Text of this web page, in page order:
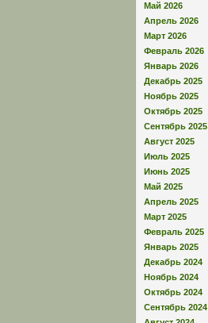
Май 2026
Апрель 2026
Март 2026
Февраль 2026
Январь 2026
Декабрь 2025
Ноябрь 2025
Октябрь 2025
Сентябрь 2025
Август 2025
Июль 2025
Июнь 2025
Май 2025
Апрель 2025
Март 2025
Февраль 2025
Январь 2025
Декабрь 2024
Ноябрь 2024
Октябрь 2024
Сентябрь 2024